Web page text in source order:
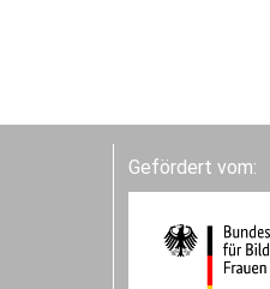
Gefördert vom: